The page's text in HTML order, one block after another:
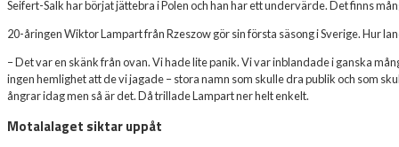
Seifert-Salk har börjat jättebra i Polen och han har ett undervärde. Det finns
20-åringen Wiktor Lampart från Rzeszow gör sin första säsong i Sverige. Hur
– Det var en skänk från ovan. Vi hade lite panik. Vi var inblandade i ganska
ingen hemlighet att de vi jagade – stora namn som skulle dra publik och som
ångrar idag men så är det. Då trillade Lampart ner helt enkelt.
Motalalaget siktar uppåt